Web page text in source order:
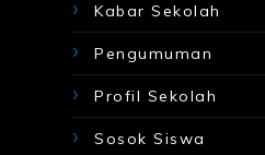
Kabar Sekolah
Pengumuman
Profil Sekolah
Sosok Siswa